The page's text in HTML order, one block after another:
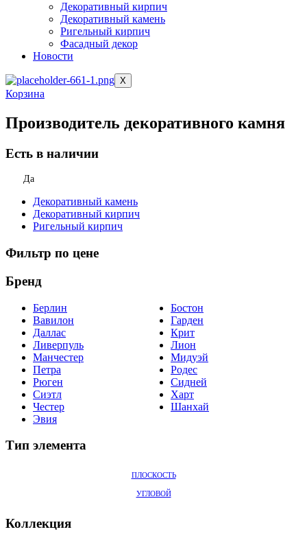
Декоративный кирпич
Декоративный камень
Ригельный кирпич
Фасадный декор
Новости
X
Корзина
Производитель декоративного камня
Есть в наличии
Да
Декоративный камень
Декоративный кирпич
Ригельный кирпич
Фильтр по цене
Бренд
Берлин
Бостон
Вавилон
Гарден
Даллас
Крит
Ливерпуль
Лион
Манчестер
Мидуэй
Петра
Родес
Рюген
Сидней
Сиэтл
Харт
Честер
Шанхай
Эвия
Тип элемента
ПЛОСКОСТЬ
УГЛОВОЙ
Коллекция